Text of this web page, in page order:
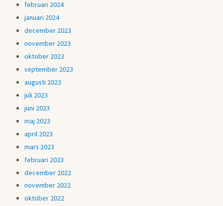
februari 2024
januari 2024
december 2023
november 2023
oktober 2023
september 2023
augusti 2023
juli 2023
juni 2023
maj 2023
april 2023
mars 2023
februari 2023
december 2022
november 2022
oktober 2022